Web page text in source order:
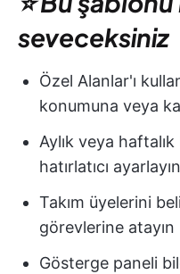
seveceksiniz
Özel Alanlar'ı
konumuna veya
Aylık veya
hatırlatıcı ayarlayın
Takım üyelerini
görevlerine atayın
Gösterge paneli